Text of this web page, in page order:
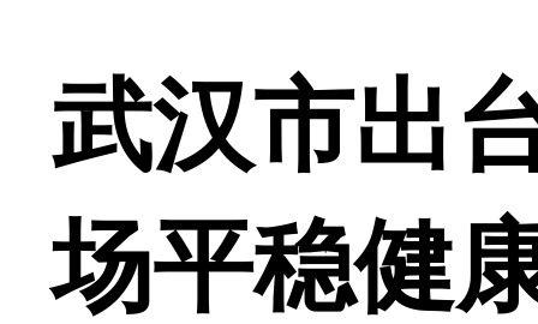
武汉市出
场平稳健